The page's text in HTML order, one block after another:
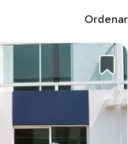
Ordenar